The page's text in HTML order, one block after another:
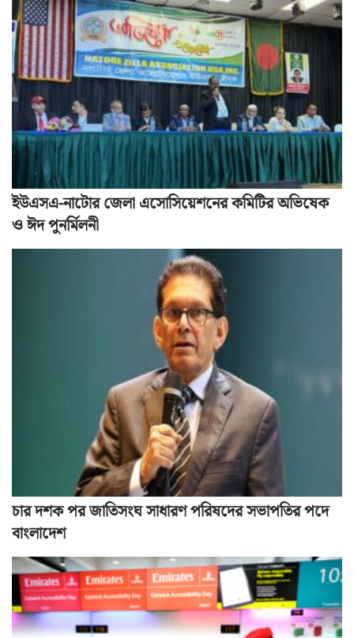
ইউএসএ-নাটোর জেলা এসোসিয়েশনের কমিটির অভিষেক
ও ঈদ পুনর্মিলনী
চার দশক পর জাতিসংঘ সাধারণ পরিষদের সভাপতির পদে
বাংলাদেশ